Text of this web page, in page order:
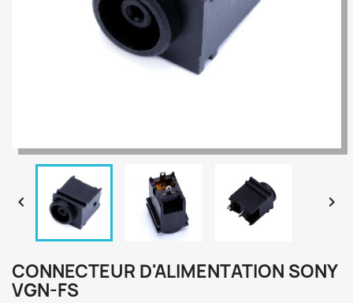
 
CONNECTEUR D'ALIMENTATION SONY
VGN-FS